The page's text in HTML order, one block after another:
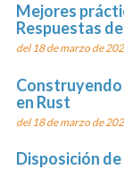
Mejores
Respuestas
del 18 de marzo de
Construyendo
en Rust
del 18 de marzo de
Disposición